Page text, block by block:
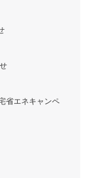
省エネキャンペ